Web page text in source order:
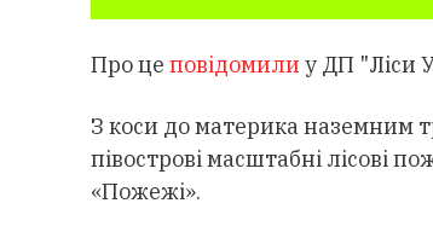
Про це повідомили у ДП "Ліси
З коси до материка наземним
півострові масштабні лісові
«Пожежі».